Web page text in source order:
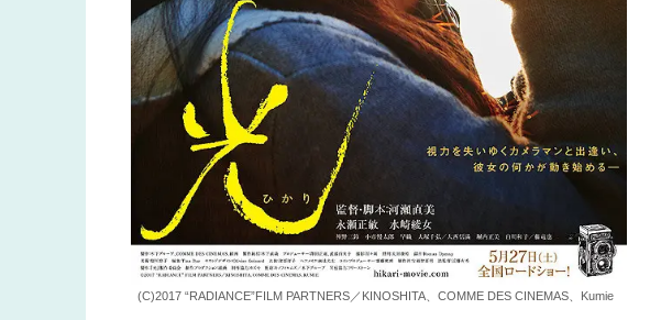
(C)2017 “RADIANCE”FILM PARTNERS／KINOSHITA、COMME DES CINEMAS、Kumie